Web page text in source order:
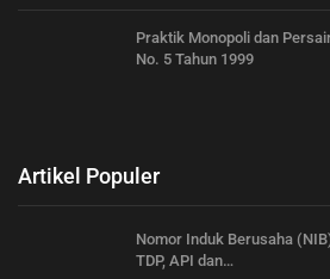
Praktik Monopoli dan
No. 5 Tahun 1999
Artikel Populer
Nomor Induk Berusaha
TDP, API dan…